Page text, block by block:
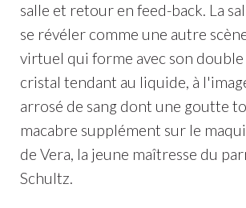
salle et retour en feed-back. La
se révéler comme une autre
virtuel qui forme avec son
cristal tendant au liquide, à
arrosé de sang dont une goutte
macabre supplément sur le
de Vera, la jeune maîtresse du
Schultz.